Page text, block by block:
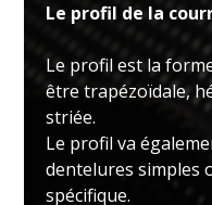
Le profil de la
Le profil est la
être trapézoïdale,
striée.
Le profil va
dentelures simples
spécifique.